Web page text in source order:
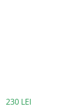
230 LEI